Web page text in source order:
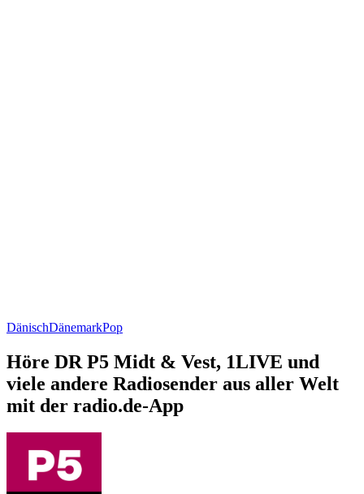
DänischDänemarkPop
Höre DR P5 Midt & Vest, 1LIVE und
viele andere Radiosender aus aller Welt
mit der radio.de-App